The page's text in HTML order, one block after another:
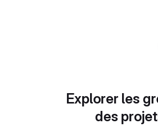
Explorer les
des